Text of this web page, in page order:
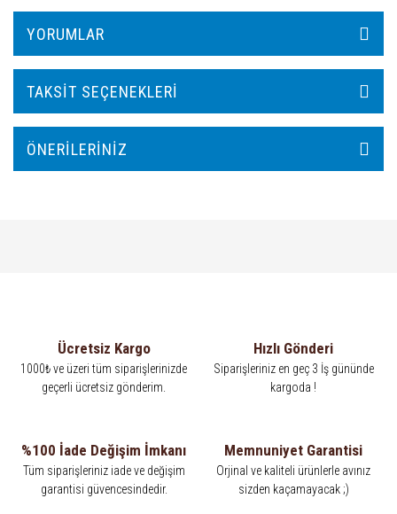
YORUMLAR
TAKSIT SEÇENEKLERI
ÖNERILERINIZ
Ücretsiz Kargo
1000₺ ve üzeri tüm siparişlerinizde
geçerli ücretsiz gönderim.
Hızlı Gönderi
Siparişleriniz en geç 3 İş gününde
kargoda !
%100 İade Değişim İmkanı
Tüm siparişleriniz iade ve değişim
garantisi güvencesindedir.
Memnuniyet Garantisi
Orjinal ve kaliteli ürünlerle avınız
sizden kaçamayacak ;)